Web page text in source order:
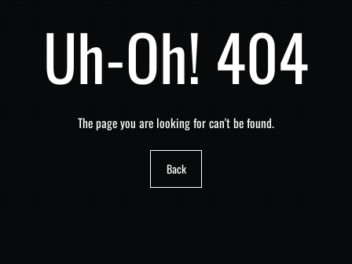
Uh-Oh! 404
The page you are looking for can't be found.
Back